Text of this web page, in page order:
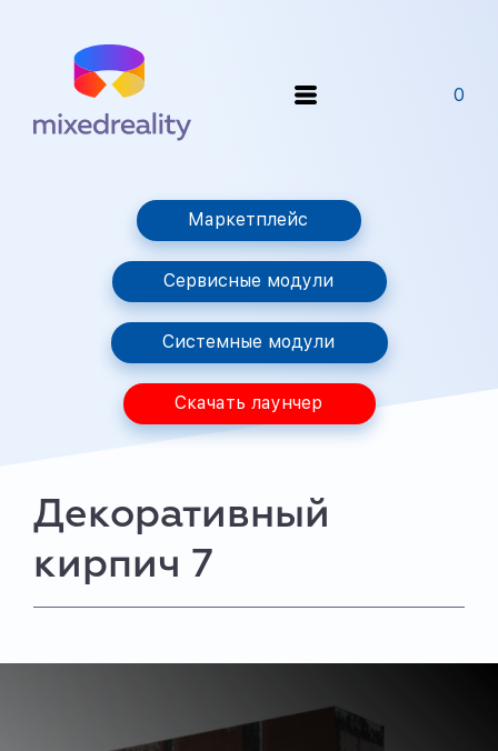
0
Маркетплейс
Сервисные модули
Системные модули
Скачать лаунчер
Декоративный
кирпич 7